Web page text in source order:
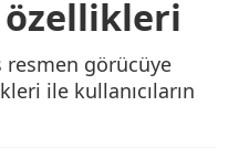
özellikleri
resmen görücüye
ile kullanıcıların